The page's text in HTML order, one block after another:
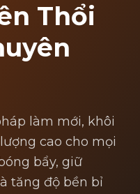
Thổi
làm mới, khôi
cao cho mọi
bẩy, giữ
tăng độ bền bỉ